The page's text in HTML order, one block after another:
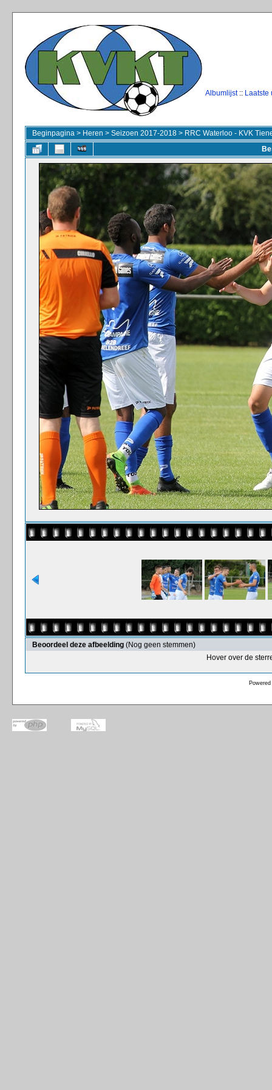
Albumlijst:: Laatste
Beginpagina > Heren > Seizoen 2017-2018 > RRC Waterloo - KVK
Beoordeel deze afbeelding (Nog geen stemmen)
Hover over de